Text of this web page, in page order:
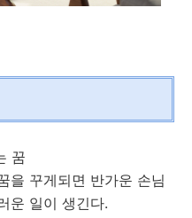
꿈
을 꾸게되면 반가운 손님
운 일이 생긴다.